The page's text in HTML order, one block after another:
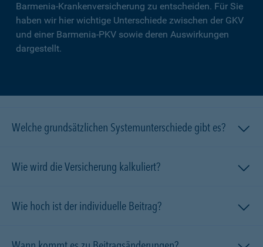
Barmenia-Krankenversicherung zu entscheiden. Für Sie
haben wir hier wichtige Unterschiede zwischen der GKV
und einer Barmenia-PKV sowie deren Auswirkungen
dargestellt.
Welche grundsätzlichen Systemunterschiede gibt es?
Wie wird die Versicherung kalkuliert?
Wie hoch ist der individuelle Beitrag?